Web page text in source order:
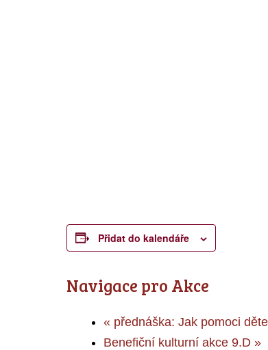
Přidat do kalendáře
Navigace pro Akce
« přednáška: Jak pomoci
Benefiční kulturní akce 9.D »